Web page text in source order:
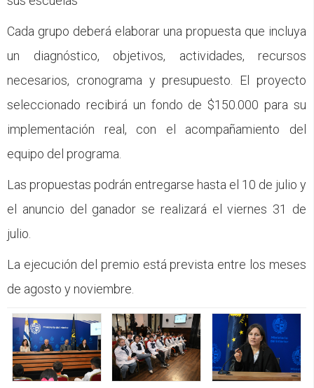
Cada grupo deberá elaborar una propuesta que incluya
un diagnóstico, objetivos, actividades, recursos
necesarios, cronograma y presupuesto. El proyecto
seleccionado recibirá un fondo de $150.000 para su
implementación real, con el acompañamiento del
equipo del programa.
Las propuestas podrán entregarse hasta el 10 de julio y
el anuncio del ganador se realizará el viernes 31 de
julio.
La ejecución del premio está prevista entre los meses
de agosto y noviembre.